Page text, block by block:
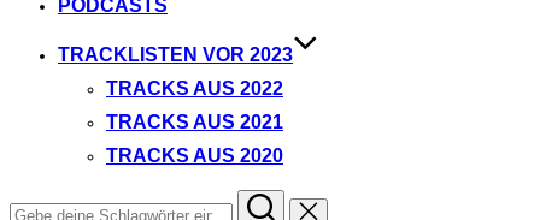
PODCASTS
TRACKLISTEN VOR 2023
TRACKS AUS 2022
TRACKS AUS 2021
TRACKS AUS 2020
Suchen